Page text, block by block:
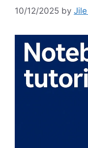
10/12/2025 by